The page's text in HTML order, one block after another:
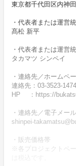
東京都千代田区内神
・代表者または運営
髙松 新平
・代表者または運営
タカマツ シンペイ
・連絡先／ホームペ
連絡先：03-3523-1474
HP ：https://
・連絡先／電子メール
shinpei-
・販売価格帯
※各プロジェクトペ